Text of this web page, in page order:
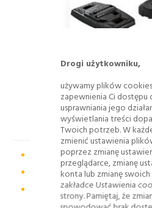
Drogi użytkowniku,
używamy plików
zapewnienia Ci dostępu
usprawniania jego
wyświetlania treści
Twoich potrzeb. W
zmienić ustawienia
poprzez zmianę
przeglądarce, zmianę
konta lub zmianę
zakładce Ustawienia
strony. Pamiętaj, że
PODSTAWY POD ZNAKI
Podstawy pod znaki
Podstawy pod płoty,
Systemy oznakowania robót